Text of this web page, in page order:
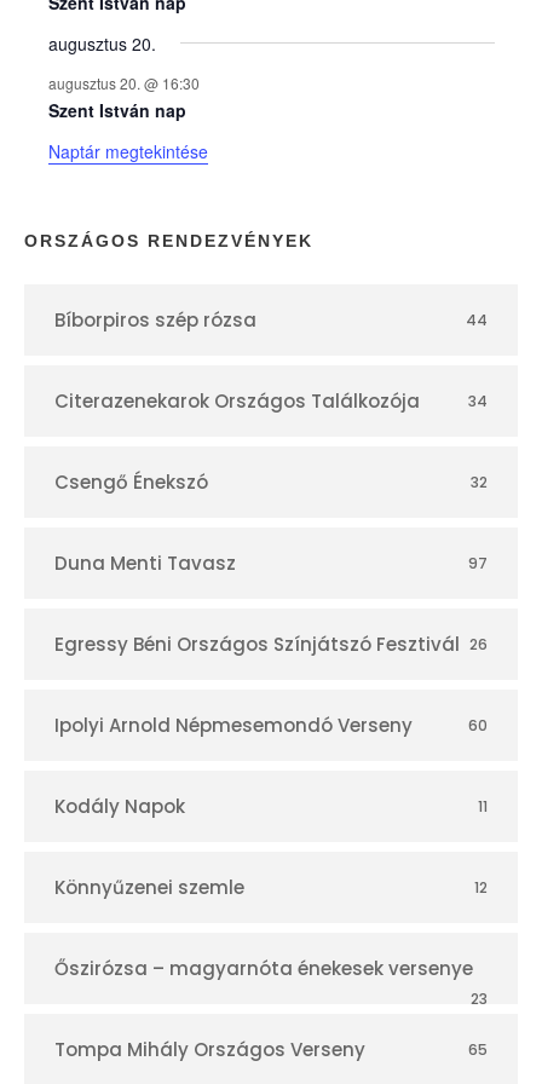
k
n
a
p
r
augusztus 20.
augusztus 20. @ 16:30
Szent István nap
Naptár megtekintése
ORSZÁGOS RENDEZVÉNYEK
Bíborpiros szép rózsa 44
Citerazenekarok Országos Találkozója 34
Csengő Énekszó 32
Duna Menti Tavasz 97
Egressy Béni Országos Színjátszó Fesztivál 26
Ipolyi Arnold Népmesemondó Verseny 60
Kodály Napok 11
Könnyűzenei szemle 12
Őszirózsa – magyarnóta énekesek versenye
23
Tompa Mihály Országos Verseny 65